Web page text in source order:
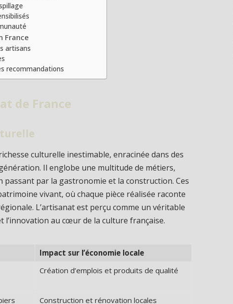
France
artisans
recommandations
de France
culturelle inestimable, enracinée dans des
Il englobe une multitude de métiers,
par la gastronomie et la construction. Ces
vivant, où chaque pièce réalisée raconte
L’artisanat est perçu comme un véritable
l’innovation au cœur de la culture française.
Impact sur l’économie locale
Création d’emplois et produits de qualité
Construction et rénovation locales